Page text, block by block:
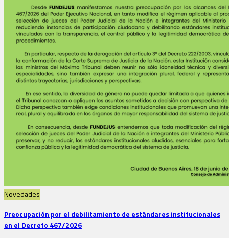
Novedades
Preocupación por el debilitamiento de estándares institucionales
en el Decreto 467/2026